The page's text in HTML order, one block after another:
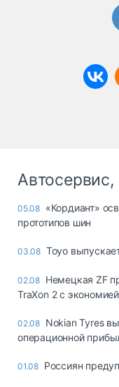
05.08 «Кордиант»
прототипов шин
03.08 Toyo
02.08 Немецкая ZF
TraXon 2 с
02.08 Nokian Tyres
операционной
01.08 Россиян